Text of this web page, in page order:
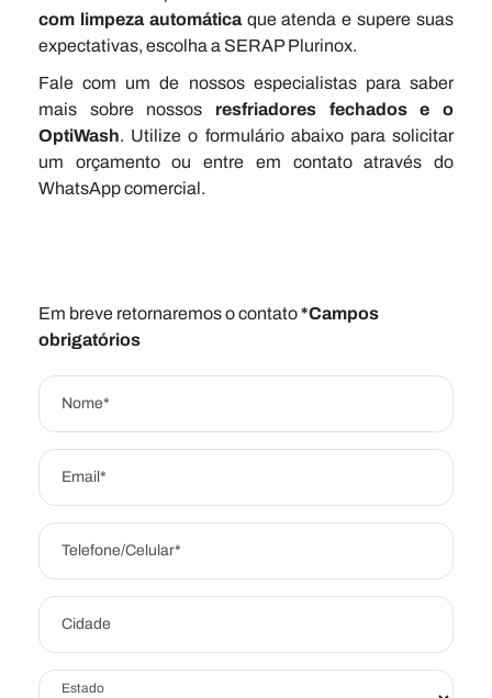
com limpeza automáticaque atenda e supere suas
expectativas, escolha a SERAP Plurinox.
Fale com um de nossos especialistas para saber
mais sobre nossos resfriadores fechados e o
OptiWash. Utilize o formulário abaixo para solicitar
um orçamento ou entre em contato através do
WhatsApp comercial.
Em breve retornaremos o contato*Campos
obrigatórios
Nome*
Email*
Telefone/Celular*
Cidade
Estado